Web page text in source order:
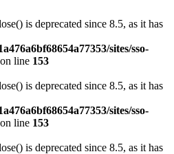
is deprecated since 8.5, as it has
sites/sso-
on line 153
is deprecated since 8.5, as it has
sites/sso-
on line 153
is deprecated since 8.5, as it has